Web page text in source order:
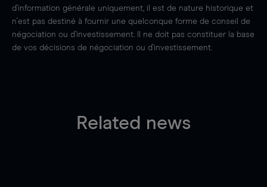
d'information générale uniquement, il est de nature historique et
n'est pas destiné à fournir une quelconque forme de conseil de
négociation ou d'investissement. Il ne doit pas constituer la base
de vos décisions de négociation ou d'investissement.
Related news